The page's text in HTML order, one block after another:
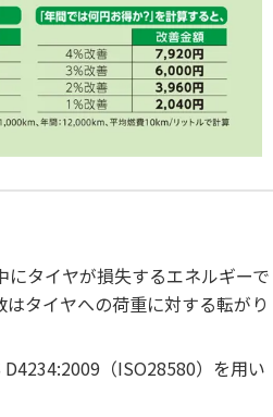
にタイヤが損失するエネルギーで
タイヤへの荷重に対する転がり
（ISO28580）を用い